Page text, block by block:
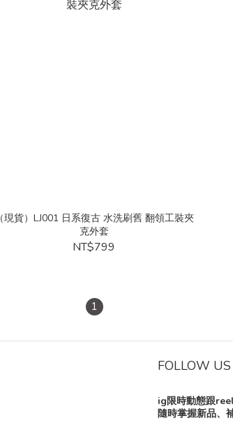
（現貨）LJ001 日系復古 水洗刷舊 翻領工裝夾
克外套
NT$799
1
FOLLOW
ig限時動態跟
隨時掌握新品、